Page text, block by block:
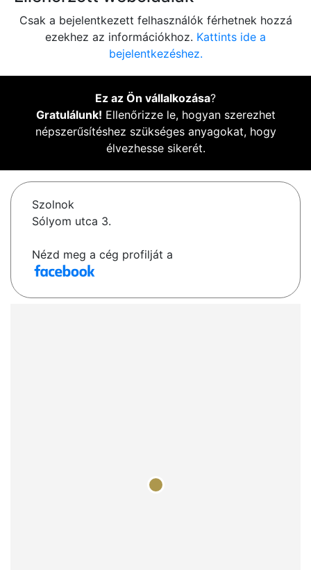
Csak a bejelentkezett felhasználók férhetnek hozzá
ezekhez az információkhoz. Kattints ide a
bejelentkezéshez.
Ez az Ön vállalkozása?
Gratulálunk! Ellenőrizze le, hogyan szerezhet
népszerűsítéshez szükséges anyagokat, hogy
élvezhesse sikerét.
Szolnok
Sólyom utca 3.
Nézd meg a cég profilját a